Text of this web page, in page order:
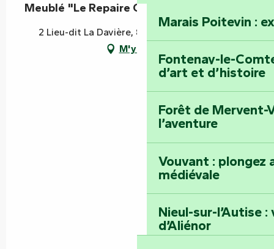
Marais Poitevin :
Fontenay-le-
d’art et d’histoire
Forêt de Mervent-
l’aventure
Vouvant : plongez
médiévale
Nieul-sur-l’Autise
d’Aliénor
Meublé "Le Repaire Choisy"
2 Lieu-dit La Davière, 85240 Foussais-Payré
M'y rendre